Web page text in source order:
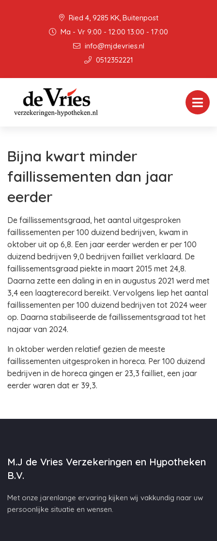
Ried 4, 9285 KK, Buitenpost
Ma - Vr 9:00 - 12:00 13:00 - 17:00
info@mjdevries.nl
0512352221
Bijna kwart minder
faillissementen dan jaar
eerder
De faillissementsgraad, het aantal uitgesproken
faillissementen per 100 duizend bedrijven, kwam in
oktober uit op 6,8. Een jaar eerder werden er per 100
duizend bedrijven 9,0 bedrijven failliet verklaard. De
faillissementsgraad piekte in maart 2015 met 24,8.
Daarna zette een daling in en in augustus 2021 werd met
3,4 een laagterecord bereikt. Vervolgens liep het aantal
faillissementen per 100 duizend bedrijven tot 2024 weer
op. Daarna stabiliseerde de faillissementsgraad tot het
najaar van 2024.
In oktober werden relatief gezien de meeste
faillissementen uitgesproken in horeca. Per 100 duizend
bedrijven in de horeca gingen er 23,3 failliet, een jaar
eerder waren dat er 39,3.
M.J de Vries Verzekeringen en Hypotheken
B.V.
Met onze jarenlange ervaring kijken wij vakkundig naar uw
persoonlijke situatie en wensen.